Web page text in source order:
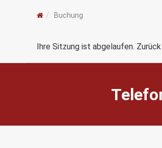
Buchung
Ihre Sitzung ist abgelaufen.